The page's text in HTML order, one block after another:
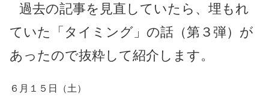
過去の記事を見直していたら、埋もれ
ていた「タイミング」の話（第３弾）が
あったので抜粋して紹介します。
６月１５日（土）